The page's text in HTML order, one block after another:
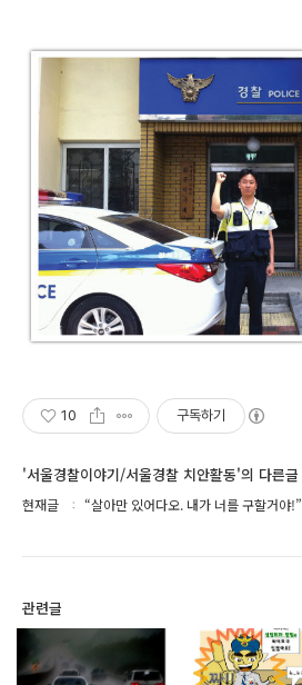
10 구독하기
'서울경찰이야기/서울경찰 치안활동'의 다른글
현재글 “살아만 있어다오. 내가 너를 구할거야!”
관련글